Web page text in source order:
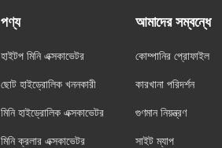
পণ্য
হাইটপ মিনি এক্সকাভেটর
ছোট হাইড্রোলিক খননকারী
মিনি হাইড্রোলিক এক্সকাভেটর
মিনি ক্রলার এক্সকাভেটর
আমাদের সম্বন্ধে
কোম্পানির প্রোফাইল
কারখানা পরিদর্শন
গুণমান নিয়ন্ত্রণ
সাইট ম্যাপ